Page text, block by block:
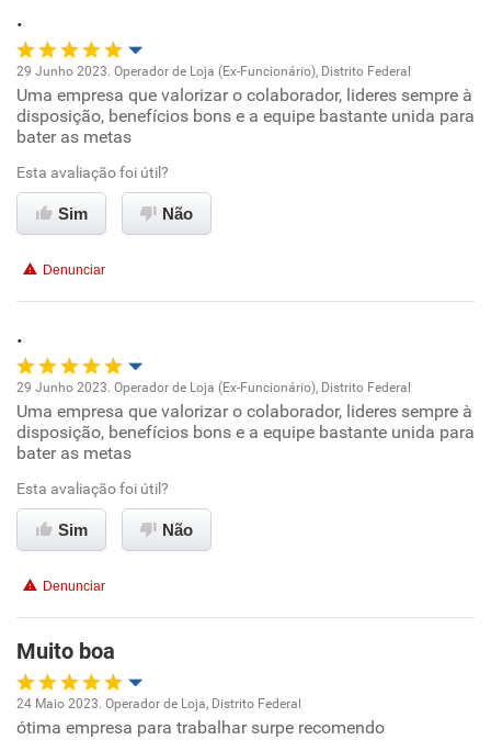
Recomenda esta empresa
Recomenda a diretoria
.
Oportunidade de promoção
Conciliação com a vida familiar
29 Junho 2023. Operador de Loja (Ex-Funcionário), Distrito Federal
Uma empresa que valorizar o colaborador, lideres sempre à
disposição, benefícios bons e a equipe bastante unida para
bater as metas
Esta avaliação foi útil?
Sim Não
Denunciar
.
Oportunidade de promoção
Conciliação com a vida familiar
29 Junho 2023. Operador de Loja (Ex-Funcionário), Distrito Federal
Uma empresa que valorizar o colaborador, lideres sempre à
disposição, benefícios bons e a equipe bastante unida para
bater as metas
Esta avaliação foi útil?
Sim Não
Denunciar
Muito boa
Oportunidade de promoção
24 Maio 2023. Operador de Loja, Distrito Federal
ótima empresa para trabalhar surpe recomendo